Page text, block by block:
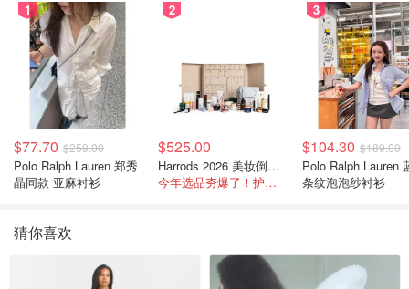
1
$77.70 $259.00
Polo Ralph Lauren 郑秀
晶同款 亚麻衬衫
2
$525.00
Harrods 2026 美妆倒数日历
今年选品夯爆了！护肤全线都很绝
3
$104.30 $189.00
Polo Ralph Lauren
条纹泡泡纱衬衫
猜你喜欢